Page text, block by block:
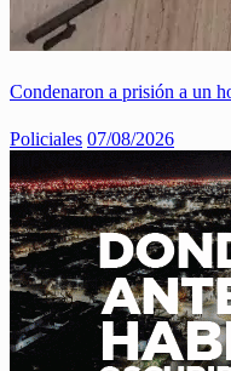
Condenaron a prisión a un
Policiales 07/08/2026